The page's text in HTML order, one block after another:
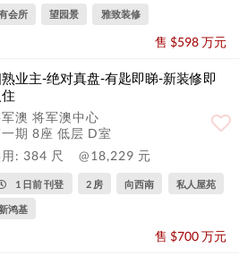
会所 望园景 雅致装修
售 $598 万元
业主-绝对真盘-有匙即睇-新装修即
住
澳 将军澳中心
期 8座 低层 D室
: 384 尺
@18,229 元
1 日前 刊登 2 房 向西南 私人屋苑
鸿基
售 $700 万元